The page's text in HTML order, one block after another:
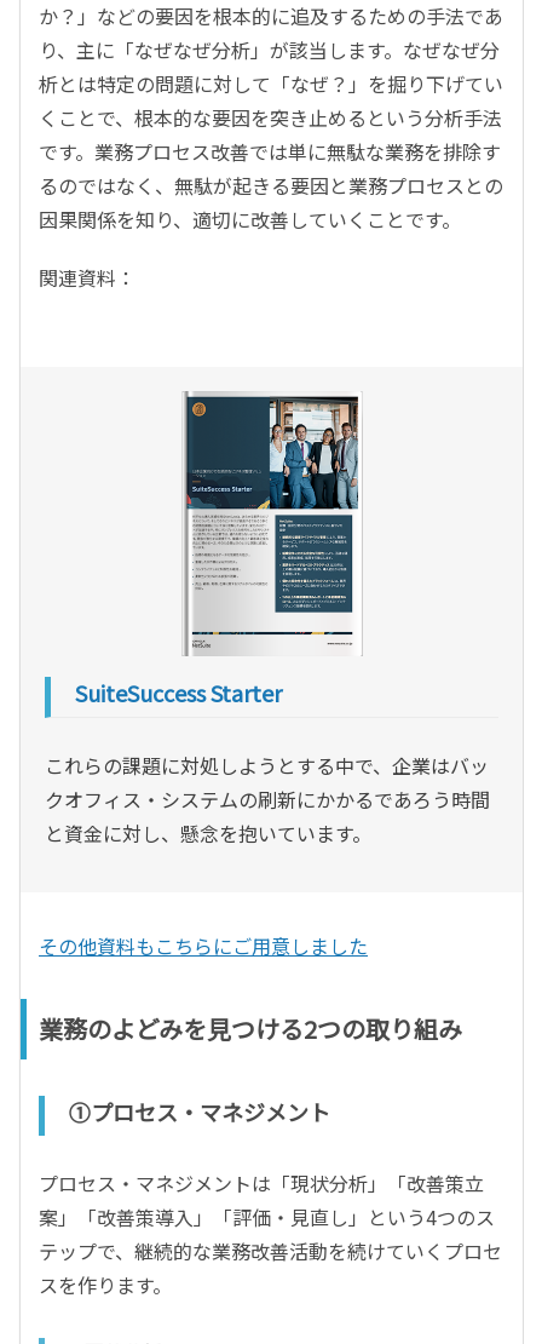
か？」などの要因を根本的に追及するための手法であ
り、主に「なぜなぜ分析」が該当します。なぜなぜ分
析とは特定の問題に対して「なぜ？」を掘り下げてい
くことで、根本的な要因を突き止めるという分析手法
です。業務プロセス改善では単に無駄な業務を排除す
るのではなく、無駄が起きる要因と業務プロセスとの
因果関係を知り、適切に改善していくことです。
関連資料：
SuiteSuccess Starter
これらの課題に対処しようとする中で、企業はバッ
クオフィス・システムの刷新にかかるであろう時間
と資金に対し、懸念を抱いています。
その他資料もこちらにご用意しました
業務のよどみを見つける2つの取り組み
①プロセス・マネジメント
プロセス・マネジメントは「現状分析」「改善策立
案」「改善策導入」「評価・見直し」という4つのス
テップで、継続的な業務改善活動を続けていくプロセ
スを作ります。